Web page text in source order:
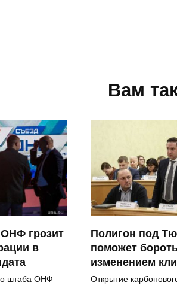
Вам
грозит
в
штаба ОНФ
Полигон под
поможет
изменением
Открытие